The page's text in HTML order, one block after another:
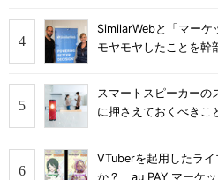
SimilarWebと「マーケ
モヤモヤしたことを幹
スマートスピーカーの
に押さえておくべきこ
VTuberを起用したラ
か？ au PAY マーケ